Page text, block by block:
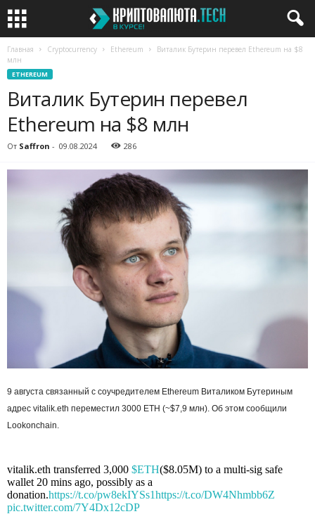
Главная Cryptocurrency Ethereum
Виталик Бутерин перевел Ethereum на $8
млн
ETHEREUM
Виталик Бутерин перевел
Ethereum на $8 млн
От Saffron - 09.08.2024 286
9 августа связанный с соучредителем Ethereum Виталиком Бутериным
адрес vitalik.eth переместил 3000 ETH (~$7,9 млн). Об этом сообщили
Lookonchain.
vitalik.eth transferred 3,000 $ETH($8.05M) to a multi-sig safe
wallet 20 mins ago, possibly as a
donation.https://t.co/pw8ekIYSs1https://t.co/DW4Nhmbb6Z
pic.twitter.com/7Y4Dx12cDP